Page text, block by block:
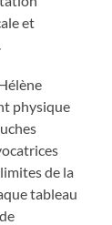
et
physique
de la
tableau